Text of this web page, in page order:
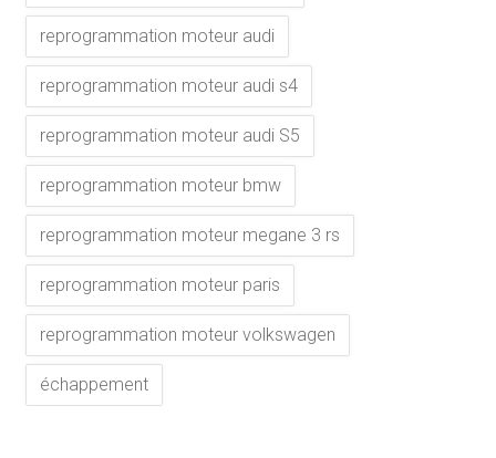
reprogrammation moteur audi
reprogrammation moteur audi s4
reprogrammation moteur audi S5
reprogrammation moteur bmw
reprogrammation moteur megane 3 rs
reprogrammation moteur paris
reprogrammation moteur volkswagen
échappement